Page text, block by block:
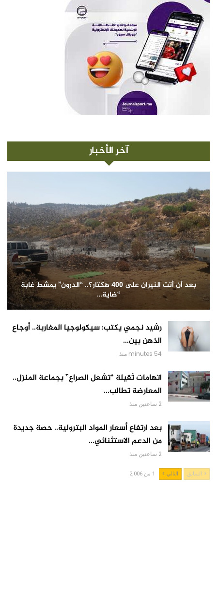
آخر الأخبار
بعد أن أتت النيران على 400 هكتار؟.. “الدرون” يمشط غابة
“ضاية…
رشيد نجمي يكتب: سيكولوجيا المغاربة.. أوجاع
الذهن بين…
54 minutes منذ
اتهامات ثقيلة “تشعل الصراع” بجماعة المنزل..
المعارضة تطالب…
2 ساعتين منذ
بعد ارتفاع أسعار المواد البترولية.. حصة جديدة
من الدعم الاستثنائي…
2 ساعتين منذ
السابق التالي 1 من 2,006